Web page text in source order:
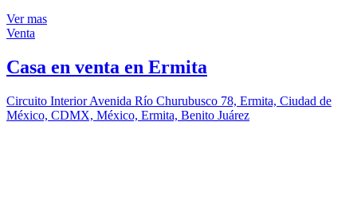
Ver mas
Venta
Casa en venta en Ermita
Circuito Interior Avenida Río Churubusco 78, Ermita, Ciudad de
México, CDMX, México, Ermita, Benito Juárez